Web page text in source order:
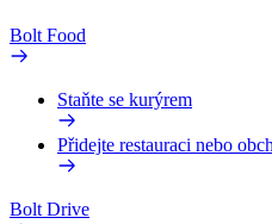
Bolt Food
Staňte se kurýrem
Přidejte restauraci nebo
Bolt Drive